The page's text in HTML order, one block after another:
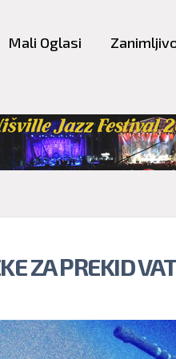
Mali Oglasi
ZA PREKID